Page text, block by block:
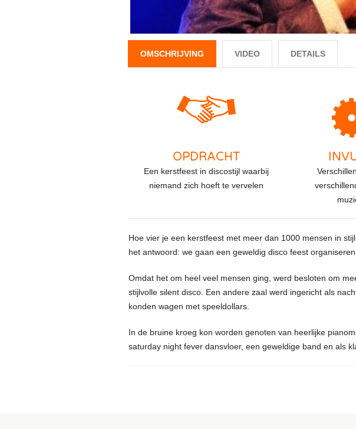
OMSCHRIJVING VIDEO DETAILS
OPDRACHT
Een kerstfeest in discostijl waarbij
niemand zich hoeft te vervelen
Hoe vier je een kerstfeest met meer dan 1000 mensen in
het antwoord: we gaan een geweldig disco feest
Omdat het om heel veel mensen ging, werd besloten om
stijlvolle silent disco. Een andere zaal werd ingericht als
konden wagen met speeldollars.
In de bruine kroeg kon worden genoten van heerlijke
saturday night fever dansvloer, een geweldige band en als